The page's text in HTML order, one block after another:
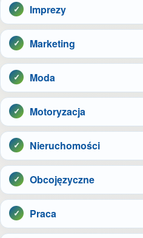
Imprezy
Marketing
Moda
Motoryzacja
Nieruchomości
Obcojęzyczne
Praca